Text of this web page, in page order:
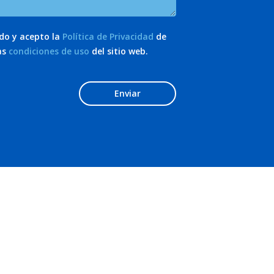
y acepto la Política de Privacidad de
condiciones de uso del sitio web.
Enviar